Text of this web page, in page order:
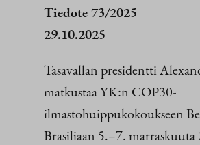
Tiedote 73/2025
29.10.2025
Tasavallan presidentti
matkustaa YK:n COP30-
ilmastohuippukokoukseen
Brasiliaan 5.–7. marraskuuta